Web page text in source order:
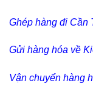
Ghép hàng đi Cần
Gửi hàng hóa về
Vận chuyển hàng